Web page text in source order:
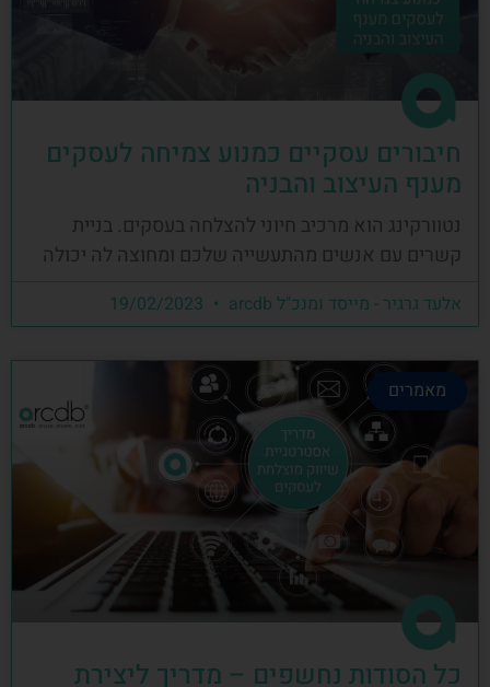
חיבורים עסקיים כמנוע צמיחה לעסקים
מענף העיצוב והבניה
נטוורקינג הוא מרכיב חיוני להצלחה בעסקים. בניית
קשרים עם אנשים מהתעשייה שלכם ומחוצה לה יכולה
אלעד גרגיר - מייסד ומנכ"ל arcdb
מאמרים
כל הסודות נחשפים – מדריך ליצירת